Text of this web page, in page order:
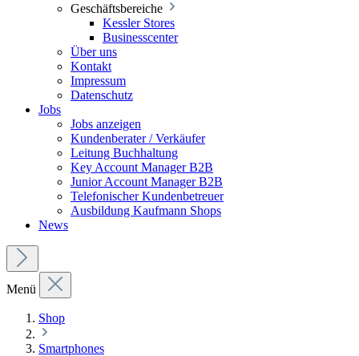
Geschäftsbereiche
Kessler Stores
Businesscenter
Über uns
Kontakt
Impressum
Datenschutz
Jobs
Jobs anzeigen
Kundenberater / Verkäufer
Leitung Buchhaltung
Key Account Manager B2B
Junior Account Manager B2B
Telefonischer Kundenbetreuer
Ausbildung Kaufmann Shops
News
Menü
Shop
Smartphones